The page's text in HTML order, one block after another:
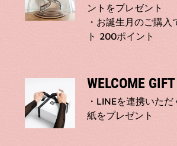
ントをプレゼント
・お誕生月のご購
ト 200ポイント
WELCOME GIFT
・LINEを連携いた
紙をプレゼント